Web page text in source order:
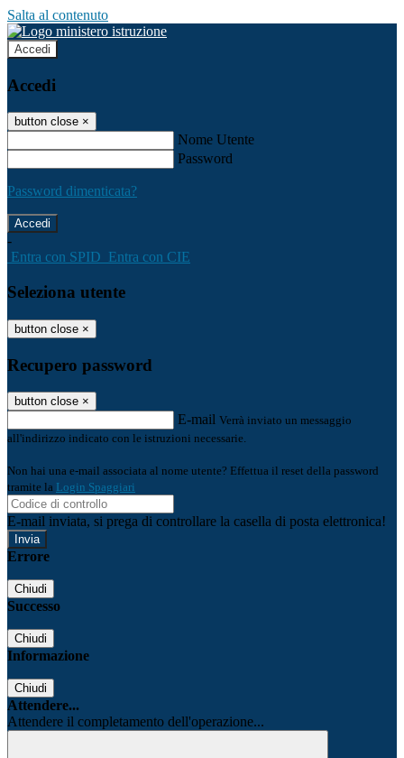
Salta al contenuto
Accedi
Accedi
button close ×
Nome Utente
Password
Password dimenticata?
-
Entra con SPID Entra con CIE
Seleziona utente
button close ×
Recupero password
button close ×
E-mail Verrà inviato un messaggio
all'indirizzo indicato con le istruzioni necessarie.
Non hai una e-mail associata al nome utente? Effettua il reset della password
tramite la Login Spaggiari
E-mail inviata, si prega di controllare la casella di posta elettronica!
Errore
Chiudi
Successo
Chiudi
Informazione
Chiudi
Attendere...
Attendere il completamento dell'operazione...